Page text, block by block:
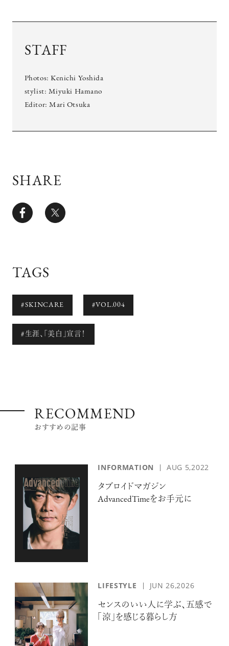
STAFF
Photos: Kenichi Yoshida
stylist: Miyuki Hamano
Editor: Mari Otsuka
SHARE
TAGS
#SKINCARE #VOL.004
#生涯、「美白」宣言！
RECOMMEND
おすすめの記事
INFORMATION AUG 5,2022
タブロイドマガジン
AdvancedTimeをお手元に
LIFESTYLE JUN 26,2026
センスのいい人に学ぶ、五感で
「涼」を感じる暮らし方